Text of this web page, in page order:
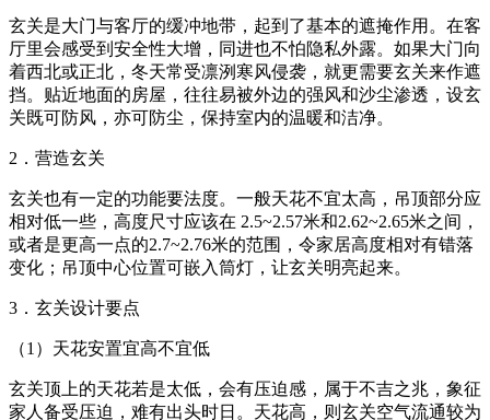
玄关是大门与客厅的缓冲地带，起到了基本的遮掩作用。在客
厅里会感受到安全性大增，同进也不怕隐私外露。如果大门向
着西北或正北，冬天常受凛洌寒风侵袭，就更需要玄关来作遮
挡。贴近地面的房屋，往往易被外边的强风和沙尘渗透，设玄
关既可防风，亦可防尘，保持室内的温暖和洁净。
2．营造玄关
玄关也有一定的功能要法度。一般天花不宜太高，吊顶部分应
相对低一些，高度尺寸应该在 2.5~2.57米和2.62~2.65米之间，
或者是更高一点的2.7~2.76米的范围，令家居高度相对有错落
变化；吊顶中心位置可嵌入筒灯，让玄关明亮起来。
3．玄关设计要点
（1）天花安置宜高不宜低
玄关顶上的天花若是太低，会有压迫感，属于不吉之兆，象征
家人备受压迫，难有出头时日。天花高，则玄关空气流通较为